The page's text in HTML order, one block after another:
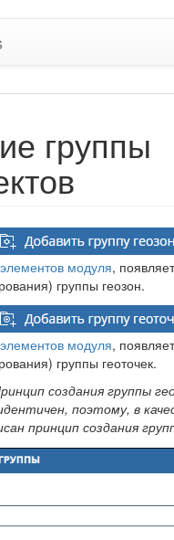
группы
модуля,
группы геозон.
модуля,
группы геоточек.
создания группы
поэтому, в
принцип создания